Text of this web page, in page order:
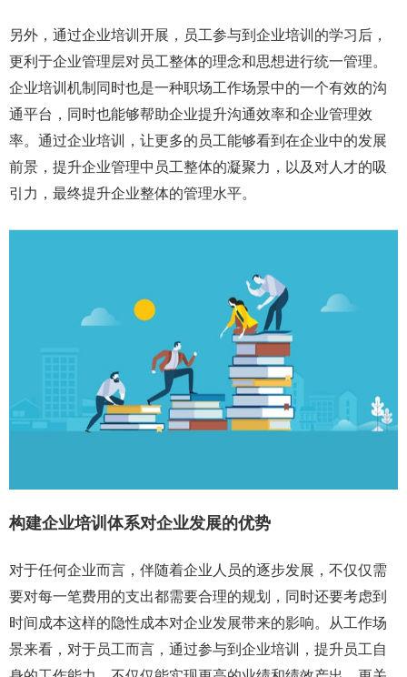
另外，通过企业培训开展，员工参与到企业培训的学习后，
更利于企业管理层对员工整体的理念和思想进行统一管理。
企业培训机制同时也是一种职场工作场景中的一个有效的沟
通平台，同时也能够帮助企业提升沟通效率和企业管理效
率。通过企业培训，让更多的员工能够看到在企业中的发展
前景，提升企业管理中员工整体的凝聚力，以及对人才的吸
引力，最终提升企业整体的管理水平。
构建企业培训体系对企业发展的优势
对于任何企业而言，伴随着企业人员的逐步发展，不仅仅需
要对每一笔费用的支出都需要合理的规划，同时还要考虑到
时间成本这样的隐性成本对企业发展带来的影响。从工作场
景来看，对于员工而言，通过参与到企业培训，提升员工自